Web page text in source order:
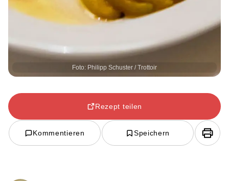
Foto: Philipp Schuster / Trottoir
Rezept teilen
Kommentieren Speichern